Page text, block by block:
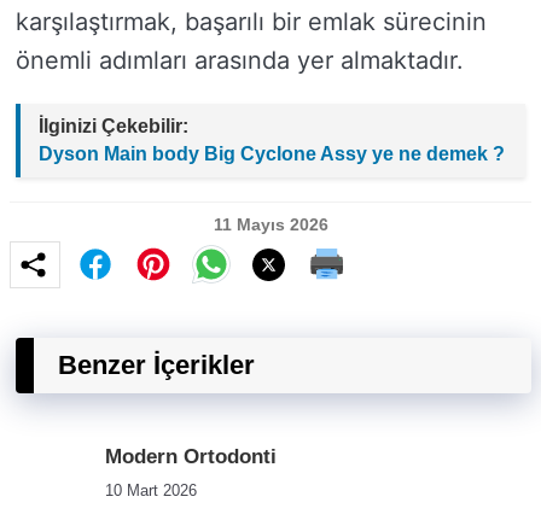
karşılaştırmak, başarılı bir emlak sürecinin
önemli adımları arasında yer almaktadır.
İlginizi Çekebilir:
Dyson Main body Big Cyclone Assy ye ne demek ?
11 Mayıs 2026
Benzer İçerikler
Modern Ortodonti
10 Mart 2026